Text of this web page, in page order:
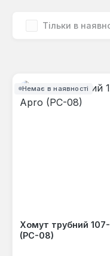
Тільки в
Немає в наявності
Хомут трубний
(PC-08)